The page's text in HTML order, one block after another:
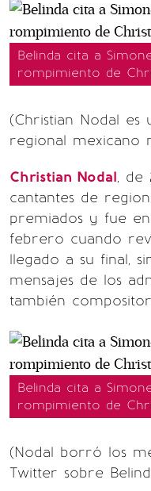
Belinda cita a
rompimiento de
(Christian Nodal es
regional mexicano
Christian Nodal, de
cantantes de
premiados y fue
febrero cuando
llegado a su final,
mensajes de los
también
Belinda cita a
rompimiento de
(Nodal borró los
Twitter sobre